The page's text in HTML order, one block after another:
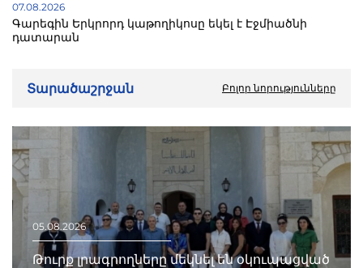
07.08.2026
Գարեգին Երկրորդ կաթողիկոսը եկել է Էջմիածնի
դատարան
Տարածաշրջան Բոլոր նորությունները
05.08.2026
Թուրք լրագրողները մեկնել են օկուպացված